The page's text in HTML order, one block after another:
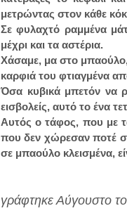
μετρώντας στον κάθε
Σε φυλαχτό ραμμένα
μέχρι και τα αστέρια.
Χάσαμε, μα στο μπαούλο,
καρφιά του φτιαγμένα
Όσα κυβικά μπετόν να
εισβολείς, αυτό το ένα
Αυτός ο τάφος, που με
που δεν χώρεσαν ποτέ
σε μπαούλο κλεισμένα,
γράφτηκε Αύγουστο